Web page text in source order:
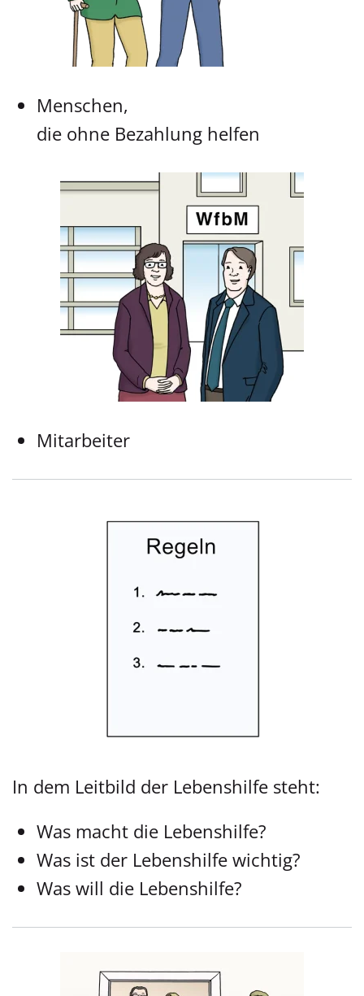
Menschen,
die ohne Bezahlung helfen
Mitarbeiter
In dem Leitbild der Lebenshilfe steht:
Was macht die Lebenshilfe?
Was ist der Lebenshilfe wichtig?
Was will die Lebenshilfe?